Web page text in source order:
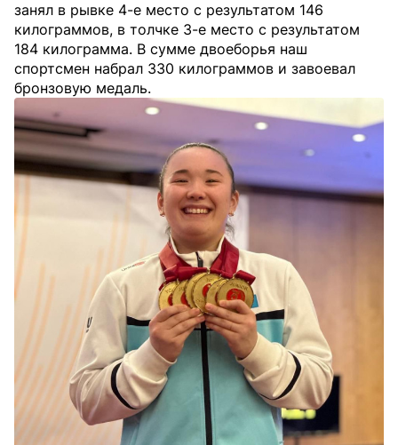
занял в рывке 4-е место с результатом 146
килограммов, в толчке 3-е место с результатом
184 килограмма. В сумме двоеборья наш
спортсмен набрал 330 килограммов и завоевал
бронзовую медаль.